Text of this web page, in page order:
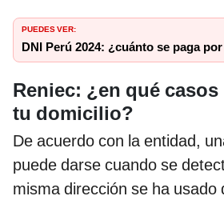
PUEDES VER:
DNI Perú 2024: ¿cuánto se paga
Reniec: ¿en qué
tu domicilio?
De acuerdo con la entidad,
puede darse cuando se
misma dirección se ha usado